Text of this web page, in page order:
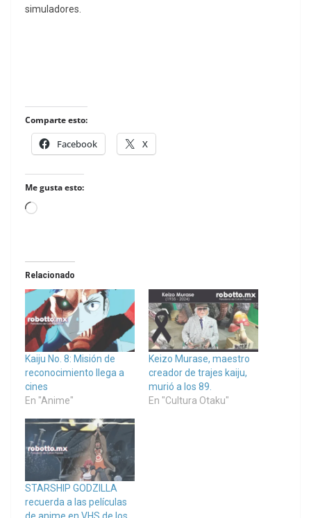
simuladores.
Comparte esto:
Facebook X
Me gusta esto:
Loading…
Relacionado
Kaiju No. 8: Misión de
reconocimiento llega a
cines
En "Anime"
Keizo Murase, maestro
creador de trajes kaiju,
murió a los 89.
En "Cultura Otaku"
STARSHIP GODZILLA
recuerda a las películas